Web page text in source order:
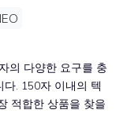
의 다양한 요구를 충
. 150자 이내의 텍
적합한 상품을 찾을